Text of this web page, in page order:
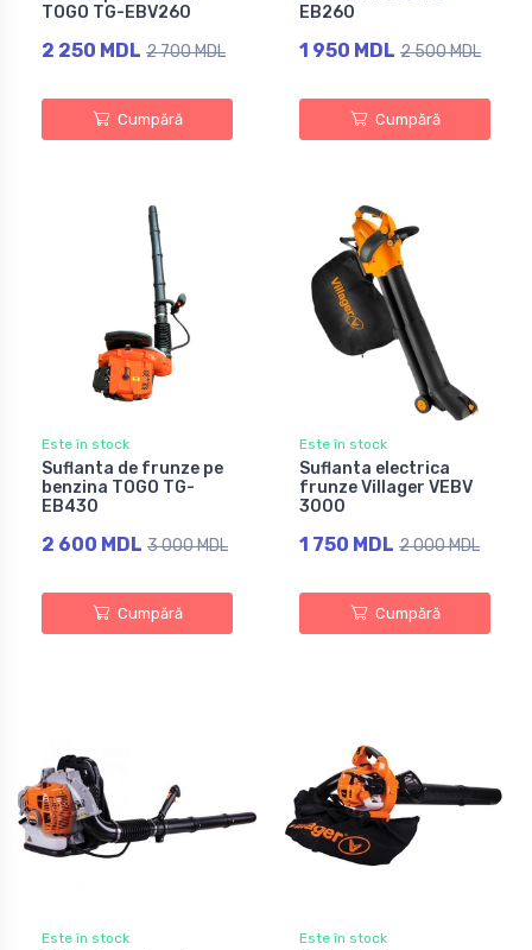
TOGO TG-EBV260
2 250 MDL 2 700 MDL
Cumpără
EB260
1 950 MDL 2 500 MDL
Cumpără
Este în stock
Suflanta de frunze pe
benzina TOGO TG-
EB430
2 600 MDL 3 000 MDL
Cumpără
Este în stock
Suflanta electrica
frunze Villager VEBV
3000
1 750 MDL 2 000 MDL
Cumpără
Este în stock Este în stock